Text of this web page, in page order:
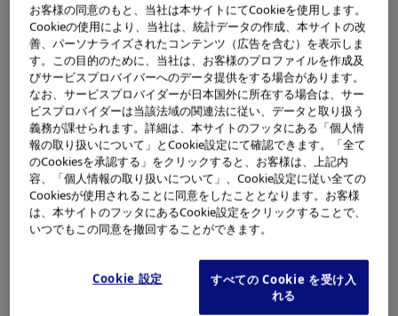
オリンパス、「Dow Jones Sustainability
World Index （DJSI World）」に２年連続で選
定
2022年11月11日 企業情報
「地域社会への貢献」を公開
2022年10月24日 企業情報
オリンパスの健康経営の取り組みについて、サ
ントリーウエルネス Onlineで紹介されました
お客様の同意のもと、当社は本サイトにてCookieを使用します。
Cookieの使用により、当社は、統計データの作成、本サイトの改
善、パーソナライズされたコンテンツ（広告を含む）を表示しま
す。この目的のために、当社は、お客様のプロファイルを作成及
びサービスプロバイバーへのデータ提供をする場合があります。
なお、サービスプロバイダーが日本国外に所在する場合は、サー
ビスプロバイダーは当該法域の関連法に従い、データと取り扱う
義務が課せられます。詳細は、本サイトのフッタにある「個人情
報の取り扱いについて」とCookie設定にて確認できます。「全て
のCookiesを承認する」をクリックすると、お客様は、上記内
容、「個人情報の取り扱いについて」、Cookie設定に従い全ての
Cookiesが使用されることに同意をしたこととなります。お客様
は、本サイトのフッタにあるCookie設定をクリックすることで、
いつでもこの同意を撤回することができます。
Cookie 設定
すべての Cookie を受け入
れる